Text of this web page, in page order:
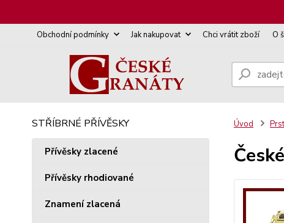
Obchodní podmínky Jak nakupovat Chci vrátit zboží O
STŘÍBRNÉ PŘÍVĚSKY
Přívěsky zlacené
Přívěsky rhodiované
Znamení zlacená
Úvod